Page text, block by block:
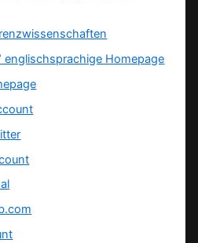
englischsprachige Homepage